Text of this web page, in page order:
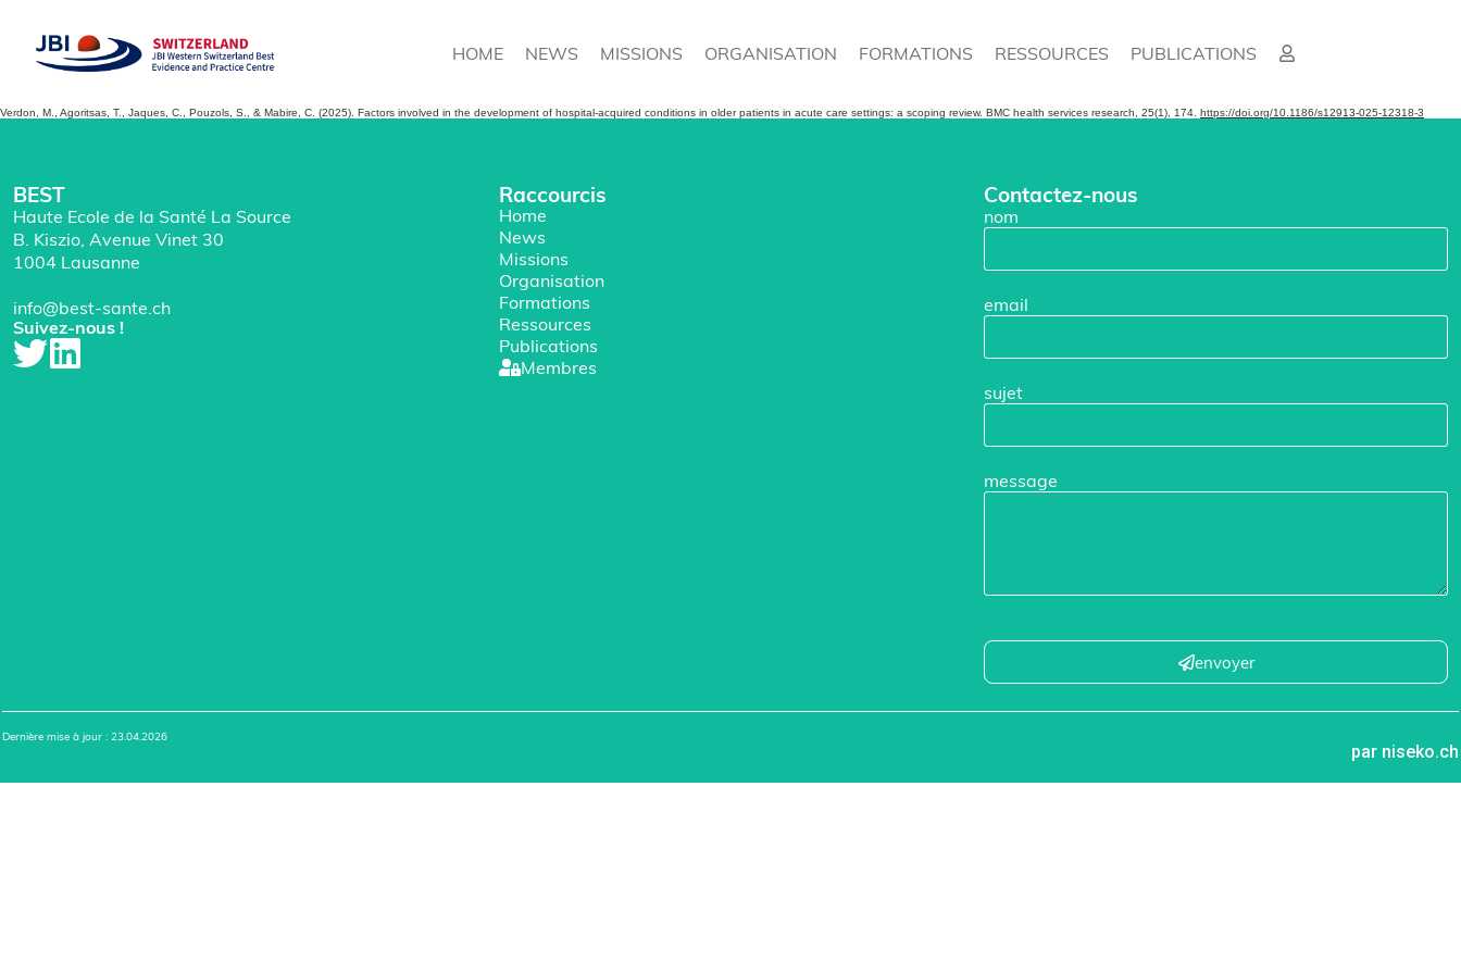
HOME NEWS MISSIONS ORGANISATION FORMATIONS RESSOURCES PUBLICATIONS
Verdon, M., Agoritsas, T., Jaques, C., Pouzols, S., & Mabire, C. (2025). Factors involved in the development of hospital-acquired conditions in older patients in acute care settings: a scoping review. BMC health services research, 25(1), 174. https://doi.org/10.1186/s12913-025-12318-3
BEST
Haute Ecole de la Santé La Source
B. Kiszio, Avenue Vinet 30
1004 Lausanne
info@best-sante.ch
Suivez-nous !
Raccourcis
Home
News
Missions
Organisation
Formations
Ressources
Publications
Membres
Contactez-nous
nom
email
sujet
message
envoyer
Dernière mise à jour : 23.04.2026
par niseko.ch